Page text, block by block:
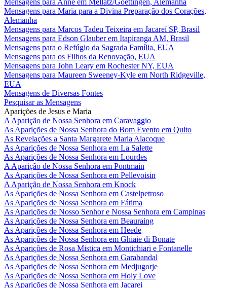
Mensagens para Maria para a Divina Preparação dos Corações,
Alemanha
Mensagens para Marcos Tadeu Teixeira em Jacareí SP, Brasil
Mensagens para Edson Glauber em Itapiranga AM, Brasil
Mensagens para o Refúgio da Sagrada Família, EUA
Mensagens para os Filhos da Renovação, EUA
Mensagens para John Leary em Rochester NY, EUA
Mensagens para Maureen Sweeney-Kyle em North Ridgeville,
EUA
Mensagens de Diversas Fontes
Pesquisar as Mensagens
Aparições de Jesus e Maria
A Aparição de Nossa Senhora em Caravaggio
As Aparições de Nossa Senhora do Bom Evento em Quito
As Revelações a Santa Margarete Maria Alacoque
As Aparições de Nossa Senhora em La Salette
As Aparições de Nossa Senhora em Lourdes
A Aparição de Nossa Senhora em Pontmain
As Aparições de Nossa Senhora em Pellevoisin
A Aparição de Nossa Senhora em Knock
As Aparições de Nossa Senhora em Castelpetroso
As Aparições de Nossa Senhora em Fátima
As Aparições de Nosso Senhor e Nossa Senhora em Campinas
As Aparições de Nossa Senhora em Beauraing
As Aparições de Nossa Senhora em Heede
As Aparições de Nossa Senhora em Ghiaie di Bonate
As Aparições de Rosa Mistica em Montichiari e Fontanelle
As Aparições de Nossa Senhora em Garabandal
As Aparições de Nossa Senhora em Medjugorje
As Aparições de Nossa Senhora em Holy Love
As Aparições de Nossa Senhora em Jacarei